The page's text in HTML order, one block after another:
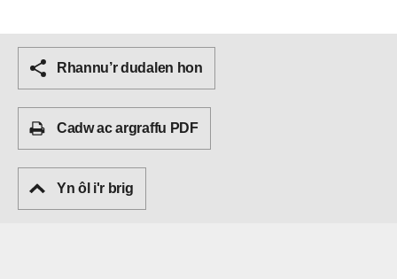
Rhannu’r dudalen hon
Cadw ac argraffu PDF
Yn ôl i'r brig